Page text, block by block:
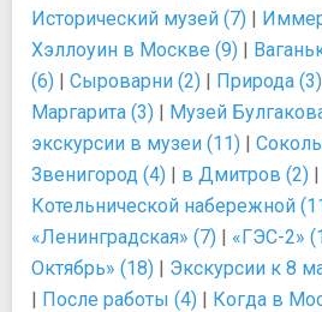
Исторический музей (7) |
Хэллоуин в Москве (9) |
(6) | Сыроварни (2) | Природа (3)
Маргарита (3) | Музей
экскурсии в музеи (11) |
Звенигород (4) | в Дмитров (2) |
Котельнической набережной
«Ленинградская» (7) | «ГЭС-2»
Октябрь» (18) | Экскурсии к 8
| После работы (4) | Когда в